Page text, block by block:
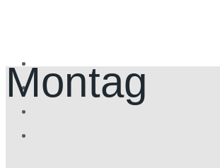
Montag